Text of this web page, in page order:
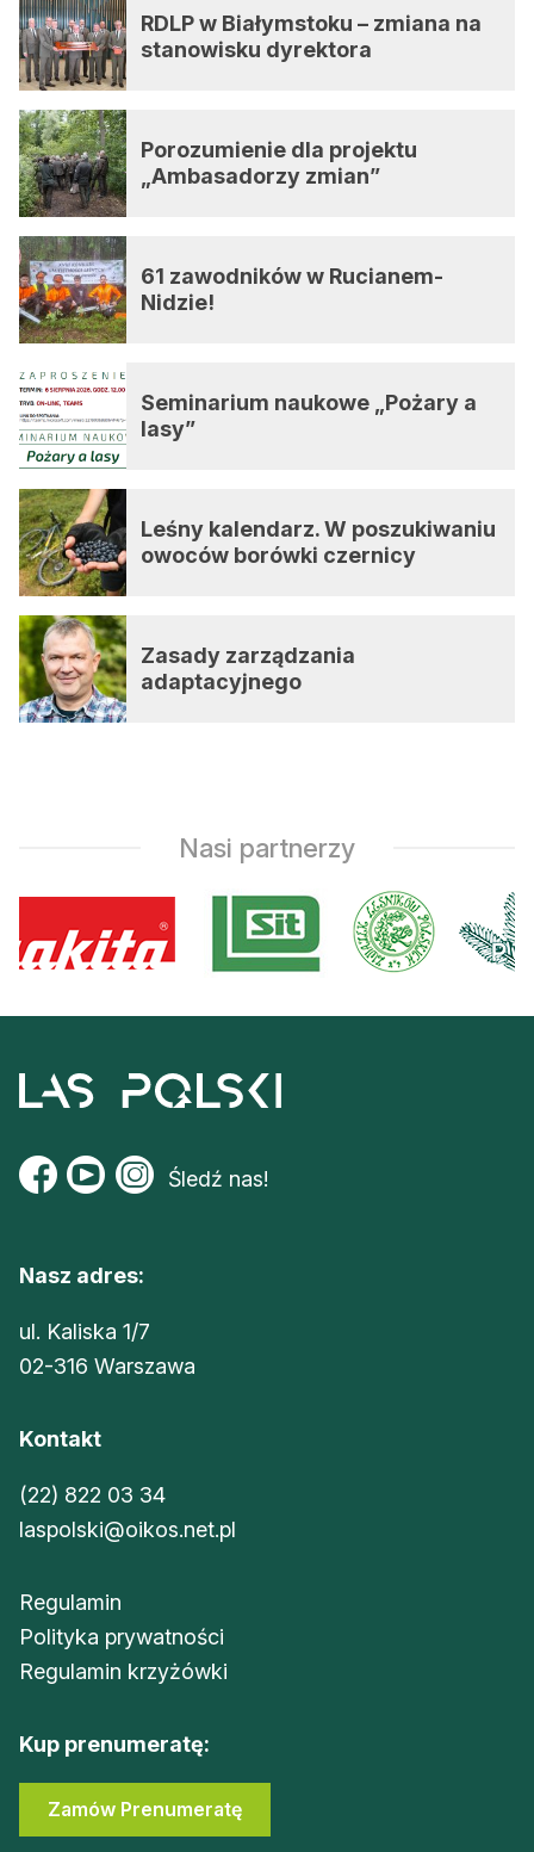
RDLP w Białymstoku – zmiana na
stanowisku dyrektora
Porozumienie dla projektu
„Ambasadorzy zmian”
61 zawodników w Rucianem-
Nidzie!
Seminarium naukowe „Pożary a
lasy”
Leśny kalendarz. W poszukiwaniu
owoców borówki czernicy
Zasady zarządzania
adaptacyjnego
Nasi partnerzy
Śledź nas!
Nasz adres:
ul. Kaliska 1/7
02-316 Warszawa
Kontakt
(22) 822 03 34
laspolski@oikos.net.pl
Regulamin
Polityka prywatności
Regulamin krzyżówki
Kup prenumeratę:
Zamów Prenumeratę